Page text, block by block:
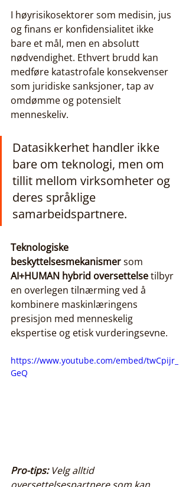
I høyrisikosektorer som medisin, jus
og finans er konfidensialitet ikke
bare et mål, men en absolutt
nødvendighet. Ethvert brudd kan
medføre katastrofale konsekvenser
som juridiske sanksjoner, tap av
omdømme og potensielt
menneskeliv.
Datasikkerhet handler ikke
bare om teknologi, men om
tillit mellom virksomheter og
deres språklige
samarbeidspartnere.
Teknologiske
beskyttelsesmekanismer som
AI+HUMAN hybrid oversettelse tilbyr
en overlegen tilnærming ved å
kombinere maskinlæringens
presisjon med menneskelig
ekspertise og etisk vurderingsevne.
https://www.youtube.com/embed/twCpijr_
GeQ
Pro-tips: Velg alltid